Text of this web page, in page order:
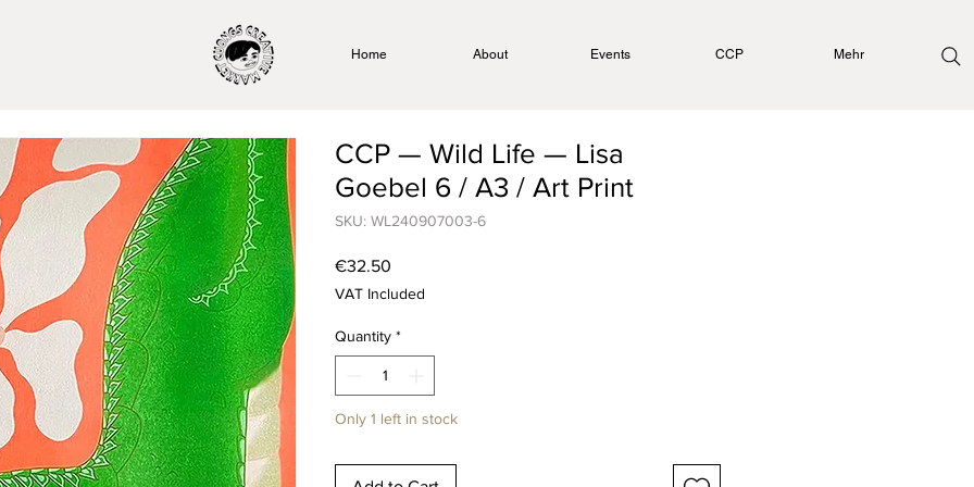
Home About Events CCP Mehr
CCP — Wild Life — Lisa
Goebel 6 / A3 / Art Print
SKU: WL240907003-6
€32.50
VAT Included
Quantity *
Only 1 left in stock